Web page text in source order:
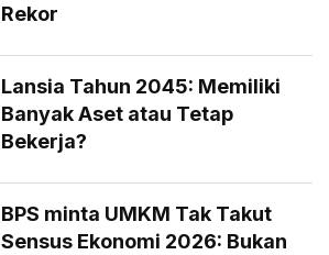
Rekor
Lansia Tahun 2045: Memiliki
Banyak Aset atau Tetap
Bekerja?
BPS minta UMKM Tak Takut
Sensus Ekonomi 2026: Bukan